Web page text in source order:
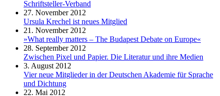
Schriftsteller-Verband
27. November 2012
Ursula Krechel ist neues Mitglied
21. November 2012
»What really matters – The Budapest Debate on Europe«
28. September 2012
Zwischen Pixel und Papier. Die Literatur und ihre Medien
3. August 2012
Vier neue Mitglieder in der Deutschen Akademie für Sprache
und Dichtung
22. Mai 2012